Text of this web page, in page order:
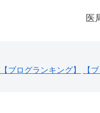
医
【ブログランキング】 【